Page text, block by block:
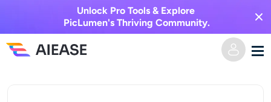
Unlock Pro Tools & Explore
PicLumen's Thriving Community.